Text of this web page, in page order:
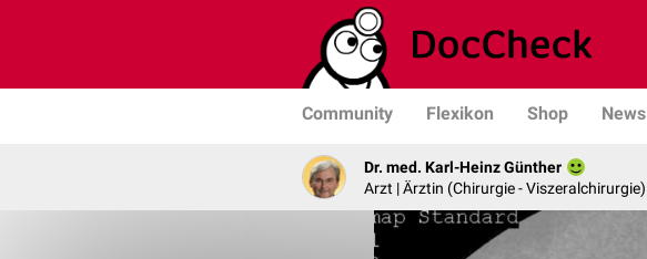
Community Flexikon Shop News
Dr. med. Karl-Heinz Günther
Arzt | Ärztin (Chirurgie - Viszeralchirurgie)